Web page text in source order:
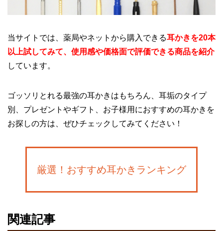
当サイトでは、薬局やネットから購入できる耳かきを20本
以上試してみて、使用感や価格面で評価できる商品を紹介
しています。
ゴッソリとれる最強の耳かきはもちろん、耳垢のタイプ
別、プレゼントやギフト、お子様用におすすめの耳かきを
お探しの方は、ぜひチェックしてみてください！
厳選！おすすめ耳かきランキング
関連記事